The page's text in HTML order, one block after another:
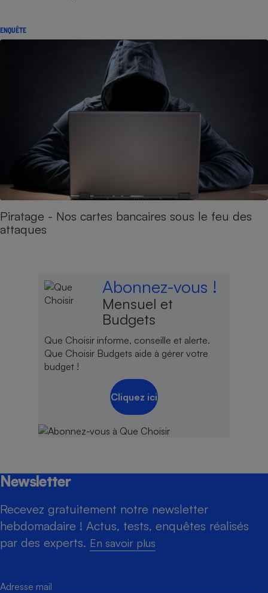
ENQUÊTE
Piratage - Nos cartes bancaires sous le feu des
attaques
Abonnez-vous !
Mensuel et
Budgets
Que Choisir informe, conseille et alerte.
Que Choisir Budgets aide à gérer votre
budget !
Cliquez ici
Newsletter
Recevez gratuitement notre newsletter
hebdomadaire ! Actus, tests, enquêtes réalisés
par des experts. En savoir plus
Adresse mail